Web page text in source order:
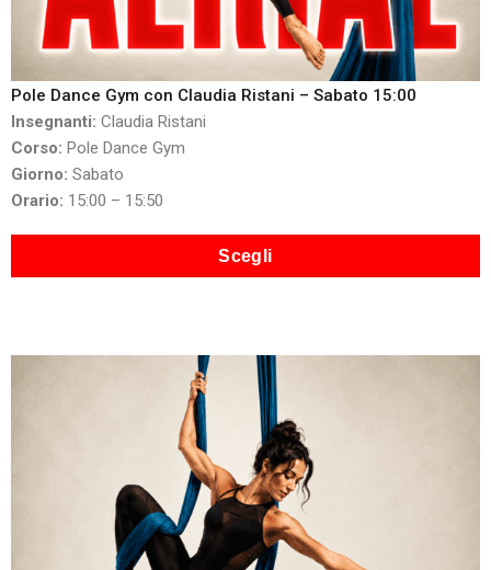
Pole Dance Gym con Claudia Ristani – Sabato 15:00
Insegnanti: Claudia Ristani
Corso: Pole Dance Gym
Giorno: Sabato
Orario: 15:00 – 15:50
Scegli